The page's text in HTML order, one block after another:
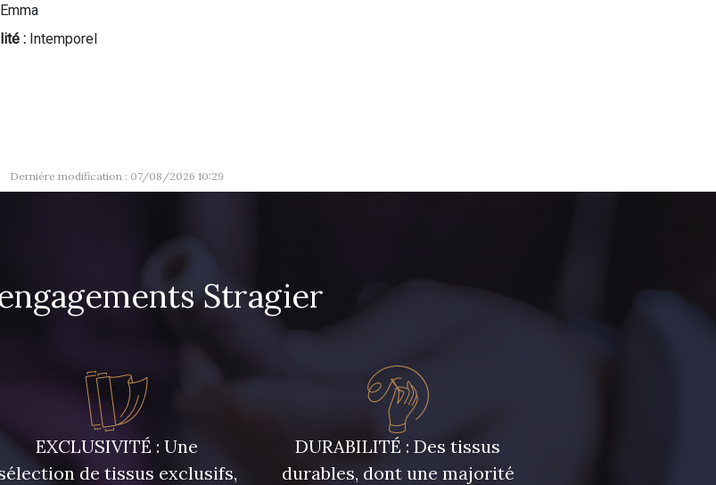
Emma
: Intemporel
Dernière modification : 07/08/2026 10:29
Stragier
EXCLUSIVITÉ : Une
de tissus exclusifs,
DURABILITÉ : Des tissus
durables, dont une majorité